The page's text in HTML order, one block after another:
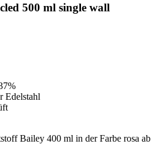
500 ml single wall
Edelstahl